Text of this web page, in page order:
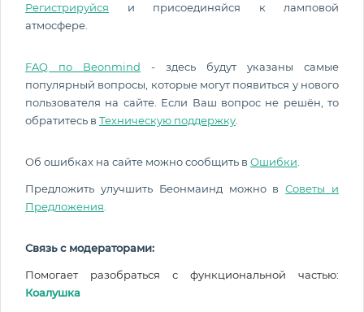
Регистрируйся и присоединяйся к ламповой
атмосфере.
FAQ по Beonmind
- здесь будут указаны самые
популярный вопросы, которые могут появиться у нового
пользователя на сайте. Если Ваш вопрос не решён, то
обратитесь в Техническую поддержку
Об ошибках на сайте можно сообщить в Ошибки
Предложить улучшить Беонмаинд можно вСоветы и
Предложения
Связь с модераторами:
Помогает разобраться с функциональной частью:
Коалушка